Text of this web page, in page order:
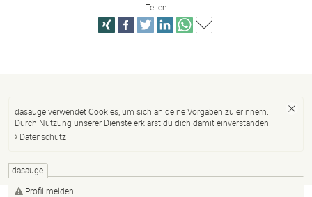
Teilen
dasauge verwendet Cookies, um sich an deine Vorgaben zu erinnern.
Durch Nutzung unserer Dienste erklärst du dich damit einverstanden.
Datenschutz
dasauge
Profil melden